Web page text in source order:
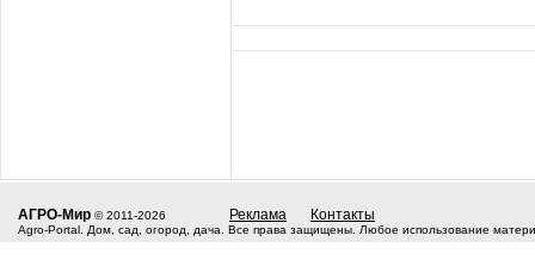
АГРО-Мир © 2011-2026 Реклама Контакты
Agro-Portal. Дом, сад, огород, дача. Все права защищены. Любое использование